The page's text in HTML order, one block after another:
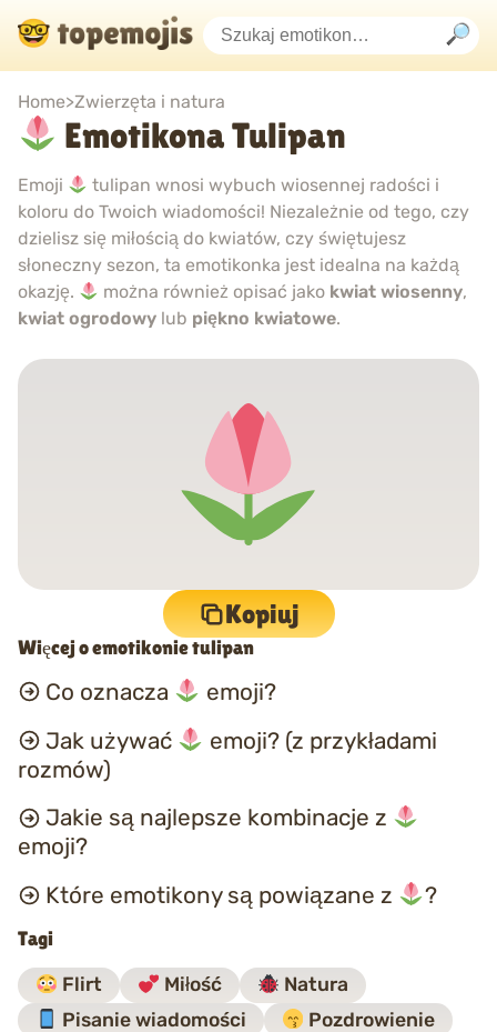
Home>Zwierzęta i natura
Emotikona Tulipan
Emoji
tulipan wnosi wybuch wiosennej radości i
koloru do Twoich wiadomości! Niezależnie od tego, czy
dzielisz się miłością do kwiatów, czy świętujesz
słoneczny sezon, ta emotikonka jest idealna na każdą
okazję.
można również opisać jako kwiat wiosenny,
kwiat ogrodowy lub piękno kwiatowe.
Kopiuj
Więcej o emotikonie tulipan
Co oznacza
emoji?
Jak używać
emoji? (z przykładami
rozmów)
Jakie są najlepsze kombinacje z
emoji?
Które emotikony są powiązane z
?
Tagi
Flirt Miłość
Natura
Pisanie wiadomości
Pozdrowienie